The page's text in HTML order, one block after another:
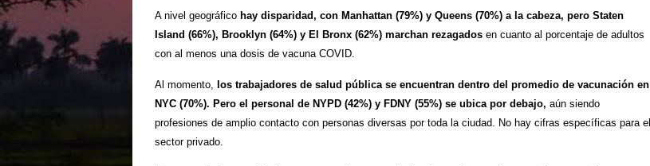
A nivel geográfico hay disparidad, con Manhattan (79%) y Queens (70%) a la cabeza, pero Staten
Island (66%), Brooklyn (64%) y El Bronx (62%) marchan rezagados en cuanto al porcentaje de adultos
con al menos una dosis de vacuna COVID.
Al momento, los trabajadores de salud pública se encuentran dentro del promedio de vacunación en
NYC (70%). Pero el personal de NYPD (42%) y FDNY (55%) se ubica por debajo, aún siendo
profesiones de amplio contacto con personas diversas por toda la ciudad. No hay cifras específicas para el
sector privado.